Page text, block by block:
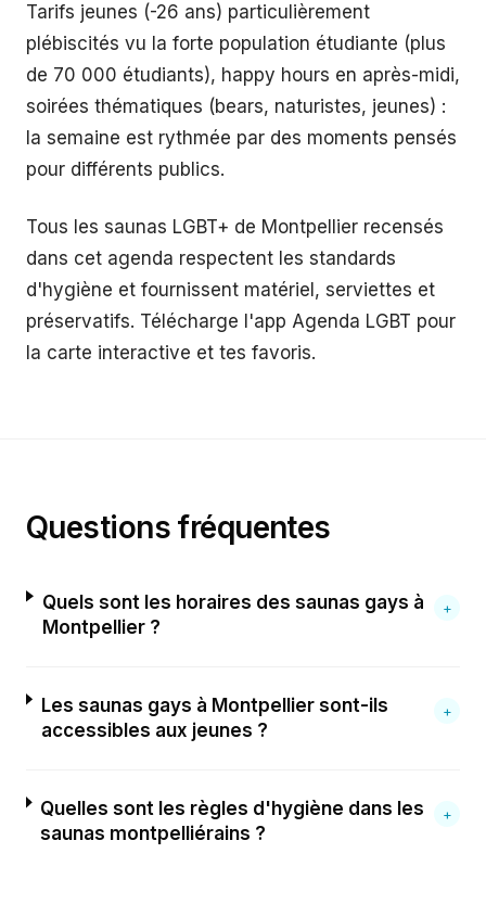
Tarifs jeunes (-26 ans) particulièrement
plébiscités vu la forte population étudiante (plus
de 70 000 étudiants), happy hours en après-midi,
soirées thématiques (bears, naturistes, jeunes) :
la semaine est rythmée par des moments pensés
pour différents publics.
Tous les saunas LGBT+ de Montpellier recensés
dans cet agenda respectent les standards
d'hygiène et fournissent matériel, serviettes et
préservatifs. Télécharge l'app Agenda LGBT pour
la carte interactive et tes favoris.
Questions fréquentes
Quels sont les horaires des saunas gays à
Montpellier ?
+
Les saunas gays à Montpellier sont-ils
accessibles aux jeunes ?
+
Quelles sont les règles d'hygiène dans les
saunas montpelliérains ?
+